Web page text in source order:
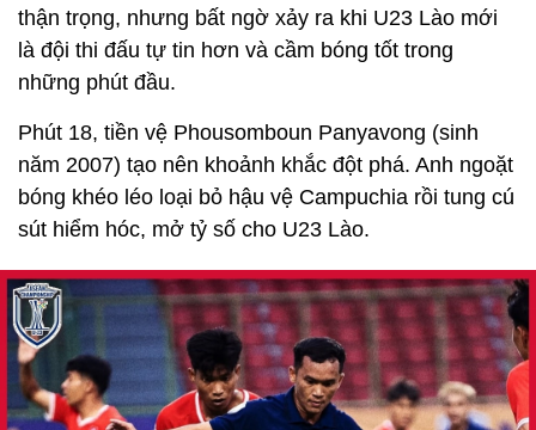
thận trọng, nhưng bất ngờ xảy ra khi U23 Lào mới
là đội thi đấu tự tin hơn và cầm bóng tốt trong
những phút đầu.
Phút 18, tiền vệ Phousomboun Panyavong (sinh
năm 2007) tạo nên khoảnh khắc đột phá. Anh ngoặt
bóng khéo léo loại bỏ hậu vệ Campuchia rồi tung cú
sút hiểm hóc, mở tỷ số cho U23 Lào.